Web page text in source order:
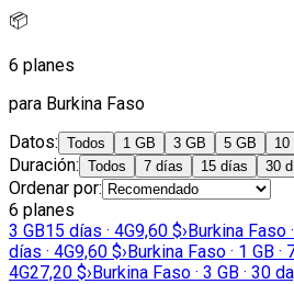
📦
6 planes
para Burkina Faso
Datos: Todos 1 GB 3 GB 5 GB 10
Duración: Todos 7 días 15 días 30
Ordenar por:
6 planes
3 GB15 días · 4G9,60 $›Burkina Faso
días · 4G9,60 $›Burkina Faso · 1 GB ·
4G27,20 $›Burkina Faso · 3 GB · 30